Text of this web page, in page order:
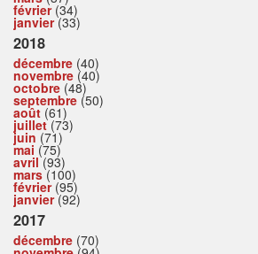
février(34)
janvier(33)
2018
décembre (40)
novembre (40)
octobre (48)
septembre (50)
août (61)
juillet(73)
juin (71)
mai (75)
avril(93)
mars(100)
février(95)
janvier(92)
2017
décembre (70)